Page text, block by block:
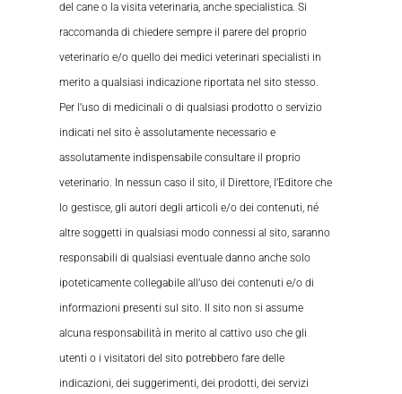
del cane o la visita veterinaria, anche specialistica. Si
raccomanda di chiedere sempre il parere del proprio
veterinario e/o quello dei medici veterinari specialisti in
merito a qualsiasi indicazione riportata nel sito stesso.
Per l’uso di medicinali o di qualsiasi prodotto o servizio
indicati nel sito è assolutamente necessario e
assolutamente indispensabile consultare il proprio
veterinario. In nessun caso il sito, il Direttore, l’Editore che
lo gestisce, gli autori degli articoli e/o dei contenuti, né
altre soggetti in qualsiasi modo connessi al sito, saranno
responsabili di qualsiasi eventuale danno anche solo
ipoteticamente collegabile all’uso dei contenuti e/o di
informazioni presenti sul sito. Il sito non si assume
alcuna responsabilità in merito al cattivo uso che gli
utenti o i visitatori del sito potrebbero fare delle
indicazioni, dei suggerimenti, dei prodotti, dei servizi